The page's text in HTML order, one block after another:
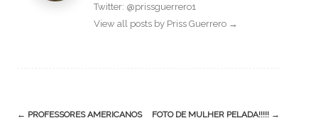
Twitter: @prissguerrero1
View all posts by Priss Guerrero →
Post
← PROFESSORES AMERICANOS
FOTO DE MULHER PELADA!!!!! →